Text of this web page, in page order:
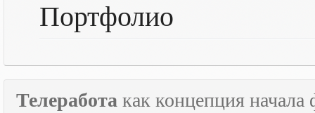
Портфолио
Телеработа как концепция начала